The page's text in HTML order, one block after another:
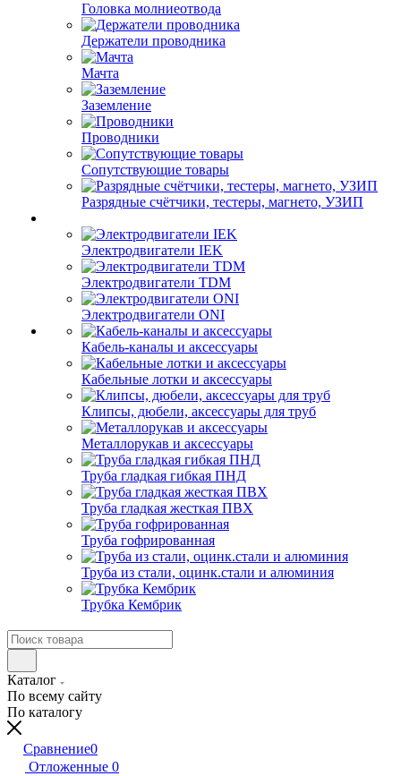
Головка молниеотвода
Держатели проводника
Мачта
Заземление
Проводники
Сопутствующие товары
Разрядные счётчики, тестеры, магнето, УЗИП
Электродвигатели IEK
Электродвигатели TDM
Электродвигатели ONI
Кабель-каналы и аксессуары
Кабельные лотки и аксессуары
Клипсы, дюбели, аксессуары для труб
Металлорукав и аксессуары
Труба гладкая гибкая ПНД
Труба гладкая жесткая ПВХ
Труба гофрированная
Труба из стали, оцинк.стали и алюминия
Трубка Кембрик
Каталог
По всему сайту
По каталогу
Сравнение0
Отложенные 0